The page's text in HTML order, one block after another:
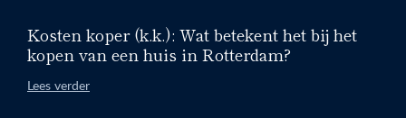
Kosten koper (k.k.): Wat betekent het bij het
kopen van een huis in Rotterdam?
Lees verder